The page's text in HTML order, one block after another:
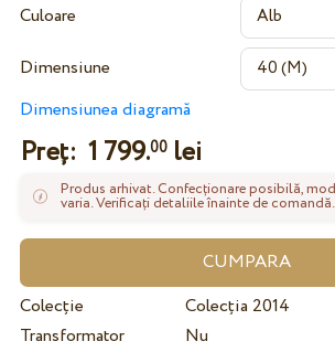
Culoare
Dimensiune
Dimensiunea diagramă
Preț: 1 799.00lei
Produs arhivat. Confecționare posibilă,
varia. Verificați detaliile înainte de comandă.
Colecție
Colecția 2014
Transformator
Nu